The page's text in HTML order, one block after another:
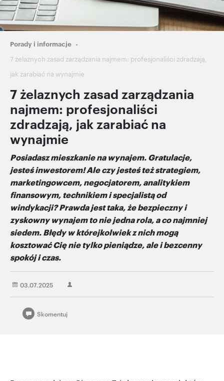
Ścieżka
nawigacyjna
Porady i informacje
7 żelaznych zasad zarządzania najmem: profesjonaliści zdradzają,
jak zarabiać na wynajmie
7 żelaznych zasad zarządzania
najmem: profesjonaliści
zdradzają, jak zarabiać na
wynajmie
Posiadasz mieszkanie na wynajem. Gratulacje,
jesteś inwestorem! Ale czy jesteś też strategiem,
marketingowcem, negocjatorem, analitykiem
finansowym, technikiem i specjalistą od
windykacji? Prawda jest taka, że bezpieczny i
zyskowny wynajem to nie jedna rola, a co najmniej
siedem. Błędy w którejkolwiek z nich mogą
kosztować Cię nie tylko pieniądze, ale i bezcenny
spokój i czas.
03.07.2025
Skomentuj